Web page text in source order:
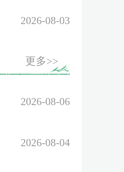
2026-08-03
更多>>
2026-08-06
2026-08-04